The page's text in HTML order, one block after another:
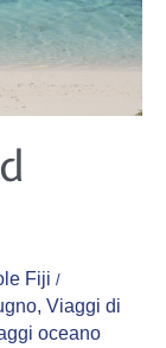
Fiji /
, Viaggi di
oceano